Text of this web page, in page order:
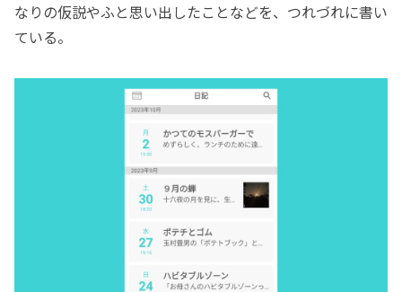
なりの仮説やふと思い出したことなどを、つれづれに書い
ている。